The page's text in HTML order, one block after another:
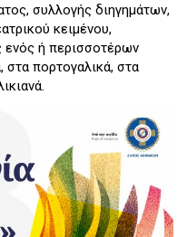
συλλογής διηγημάτων,
κειμένου,
ενός ή περισσοτέρων
στα πορτογαλικά, στα